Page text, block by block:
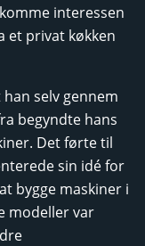
interessen
et privat køkken
selv gennem
begyndte hans
Det førte til
sin idé for
bygge maskiner i
modeller var